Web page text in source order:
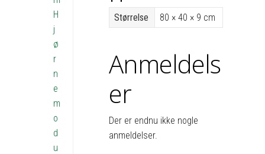
Størrelse 80 × 40 × 9 cm
Anmeldels
er
Der er endnu ikke nogle
anmeldelser.
H
j
ø
r
n
e
m
o
d
u